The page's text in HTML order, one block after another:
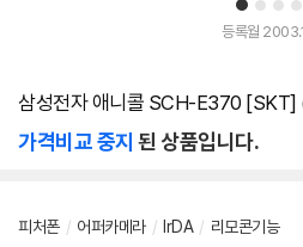
1 2 3 4
등록월
삼성전자 애니콜 SCH-E370 [SKT]
가격비교 중지 된 상품입니다.
피처폰 / 어퍼카메라 / IrDA / 리모콘기능